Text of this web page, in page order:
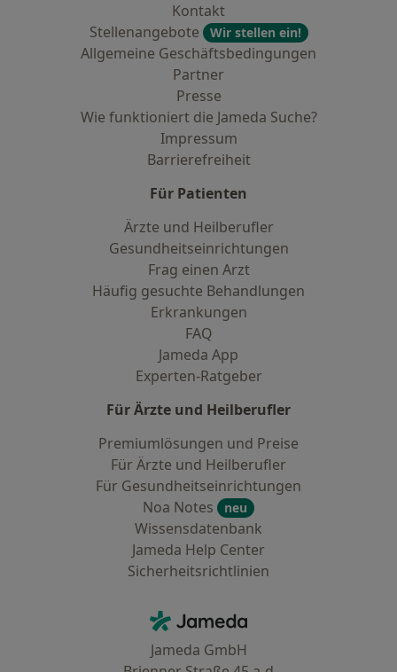
Kontakt
Stellenangebote
Wir stellen ein!
Allgemeine Geschäftsbedingungen
Partner
Presse
Wie funktioniert die Jameda Suche?
Impressum
Barrierefreiheit
Für Patienten
Ärzte und Heilberufler
Gesundheitseinrichtungen
Frag einen Arzt
Häufig gesuchte Behandlungen
Erkrankungen
FAQ
Jameda App
Experten-Ratgeber
Für Ärzte und Heilberufler
Premiumlösungen und Preise
Für Ärzte und Heilberufler
Für Gesundheitseinrichtungen
Noa Notes
neu
Wissensdatenbank
Jameda Help Center
Sicherheitsrichtlinien
Jameda - Startseite
Jameda GmbH